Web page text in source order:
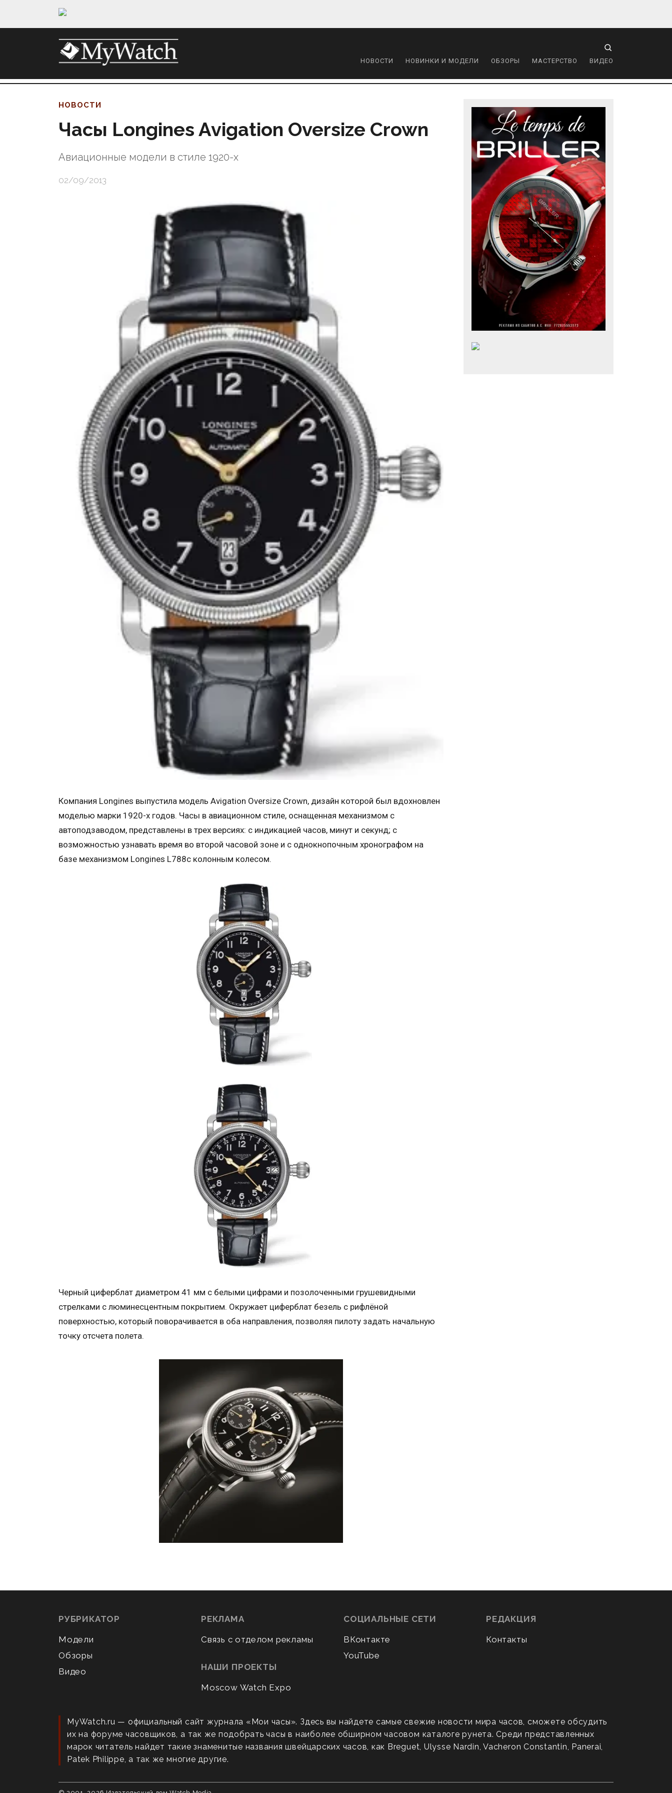
НОВОСТИ НОВИНКИ И МОДЕЛИ ОБЗОРЫ МАСТЕРСТВО ВИДЕО
НОВОСТИ
Часы Longines Avigation Oversize Crown
Авиационные модели в стиле 1920-х
02/09/2013
Компания Longines выпустила модель Avigation Oversize Crown, дизайн которой был вдохновлен
моделью марки 1920-х годов. Часы в авиационном стиле, оснащенная механизмом с
автоподзаводом, представлены в трех версиях: с индикацией часов, минут и секунд; с
возможностью узнавать время во второй часовой зоне и с однокнопочным хронографом на
базе механизмом Longines L788с колонным колесом.
Черный циферблат диаметром 41 мм с белыми цифрами и позолоченными грушевидными
стрелками с люминесцентным покрытием. Окружает циферблат безель с рифлёной
поверхностью, который поворачивается в оба направления, позволяя пилоту задать начальную
точку отсчета полета.
РУБРИКАТОР
Модели
Обзоры
Видео
РЕКЛАМА
Связь с отделом рекламы
НАШИ ПРОЕКТЫ
Moscow Watch Expo
СОЦИАЛЬНЫЕ СЕТИ
ВКонтакте
YouTube
РЕДАКЦИЯ
Контакты
MyWatch.ru — официальный сайт журнала «Мои часы». Здесь вы найдете самые свежие новости мира часов, сможете обсудить
их на форуме часовщиков, а так же подобрать часы в наиболее обширном часовом каталоге рунета. Среди представленных
марок читатель найдет такие знаменитые названия швейцарских часов, как Breguet, Ulysse Nardin, Vacheron Constantin, Panerai,
Patek Philippe, а так же многие другие.